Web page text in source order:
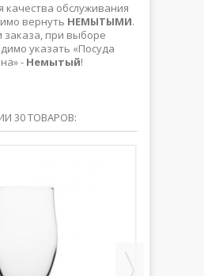
качества обслуживания
вернуть НЕМЫТЫМИ.
при выборе
указать «Посуда
- Немытый!
30 ТОВАРОВ: